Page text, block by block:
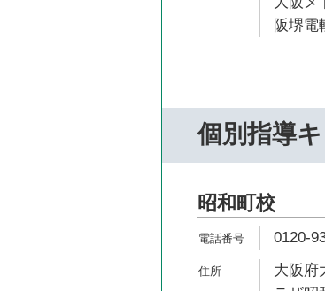
阪堺電
個別指導
昭和町校
0120-
大阪府